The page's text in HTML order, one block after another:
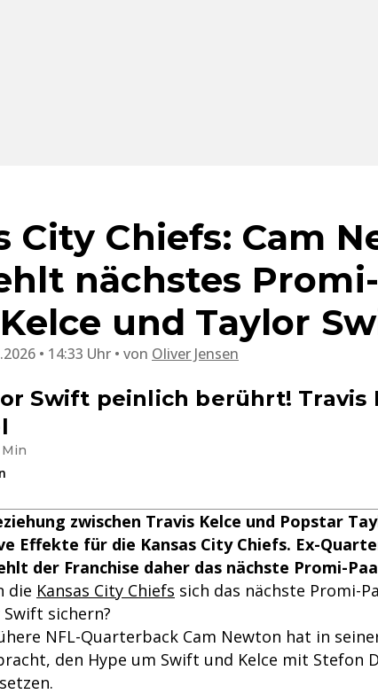
City Chiefs: Cam
nächstes
und Taylor
• 14:33 Uhr von Oliver Jensen
Swift peinlich berührt!
Min
zwischen Travis Kelce und Popstar
Effekte für die Kansas City Chiefs. Ex-
der Franchise daher das nächste Promi-
die Kansas City Chiefs sich das nächste Promi-
sichern?
NFL-Quarterback Cam Newton hat in
den Hype um Swift und Kelce mit Stefon